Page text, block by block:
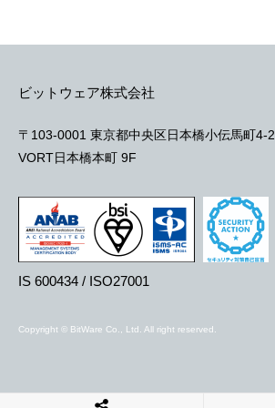
ビットウェア株式会社
〒103-0001 東京都中央区日本橋小伝馬町4-2
VORT日本橋本町 9F
IS 600434 / ISO27001
Copyright © BitWare Co., Ltd. All right reserved.